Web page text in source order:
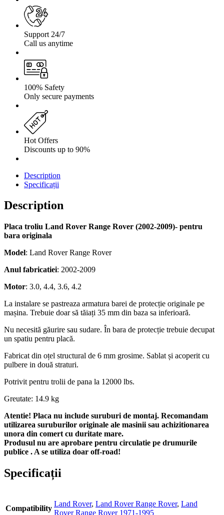
Support 24/7
Call us anytime
100% Safety
Only secure payments
Hot Offers
Discounts up to 90%
Description
Specificații
Description
Placa troliu Land Rover Range Rover (2002-2009)- pentru
bara originala
Model: Land Rover Range Rover
Anul fabricatiei: 2002-2009
Motor: 3.0, 4.4, 3.6, 4.2
La instalare se pastreaza armatura barei de protecție originale pe
mașina. Trebuie doar să tăiați 35 mm din baza sa inferioară.
Nu necesită găurire sau sudare. În bara de protecție trebuie decupat
un spatiu pentru placă.
Fabricat din oțel structural de 6 mm grosime. Sablat și acoperit cu
pulbere in două straturi.
Potrivit pentru trolii de pana la 12000 lbs.
Greutate: 14.9 kg
Atentie! Placa nu include suruburi de montaj. Recomandam
utilizarea suruburilor originale ale masinii sau achizitionarea
unora din comert cu duritate mare.
Produsul nu are aprobare pentru circulatie pe drumurile
publice . A se utiliza doar off-road!
Specificații
Compatibility
Land Rover, Land Rover Range Rover, Land
Rover Range Rover 1971-1995